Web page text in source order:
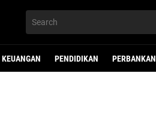
KEUANGAN PENDIDIKAN PERBANKAN